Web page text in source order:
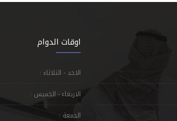
اوقات الدوام
الاحد - الثلاثاء :
الاربعاء - الخميس :
الجمعة :